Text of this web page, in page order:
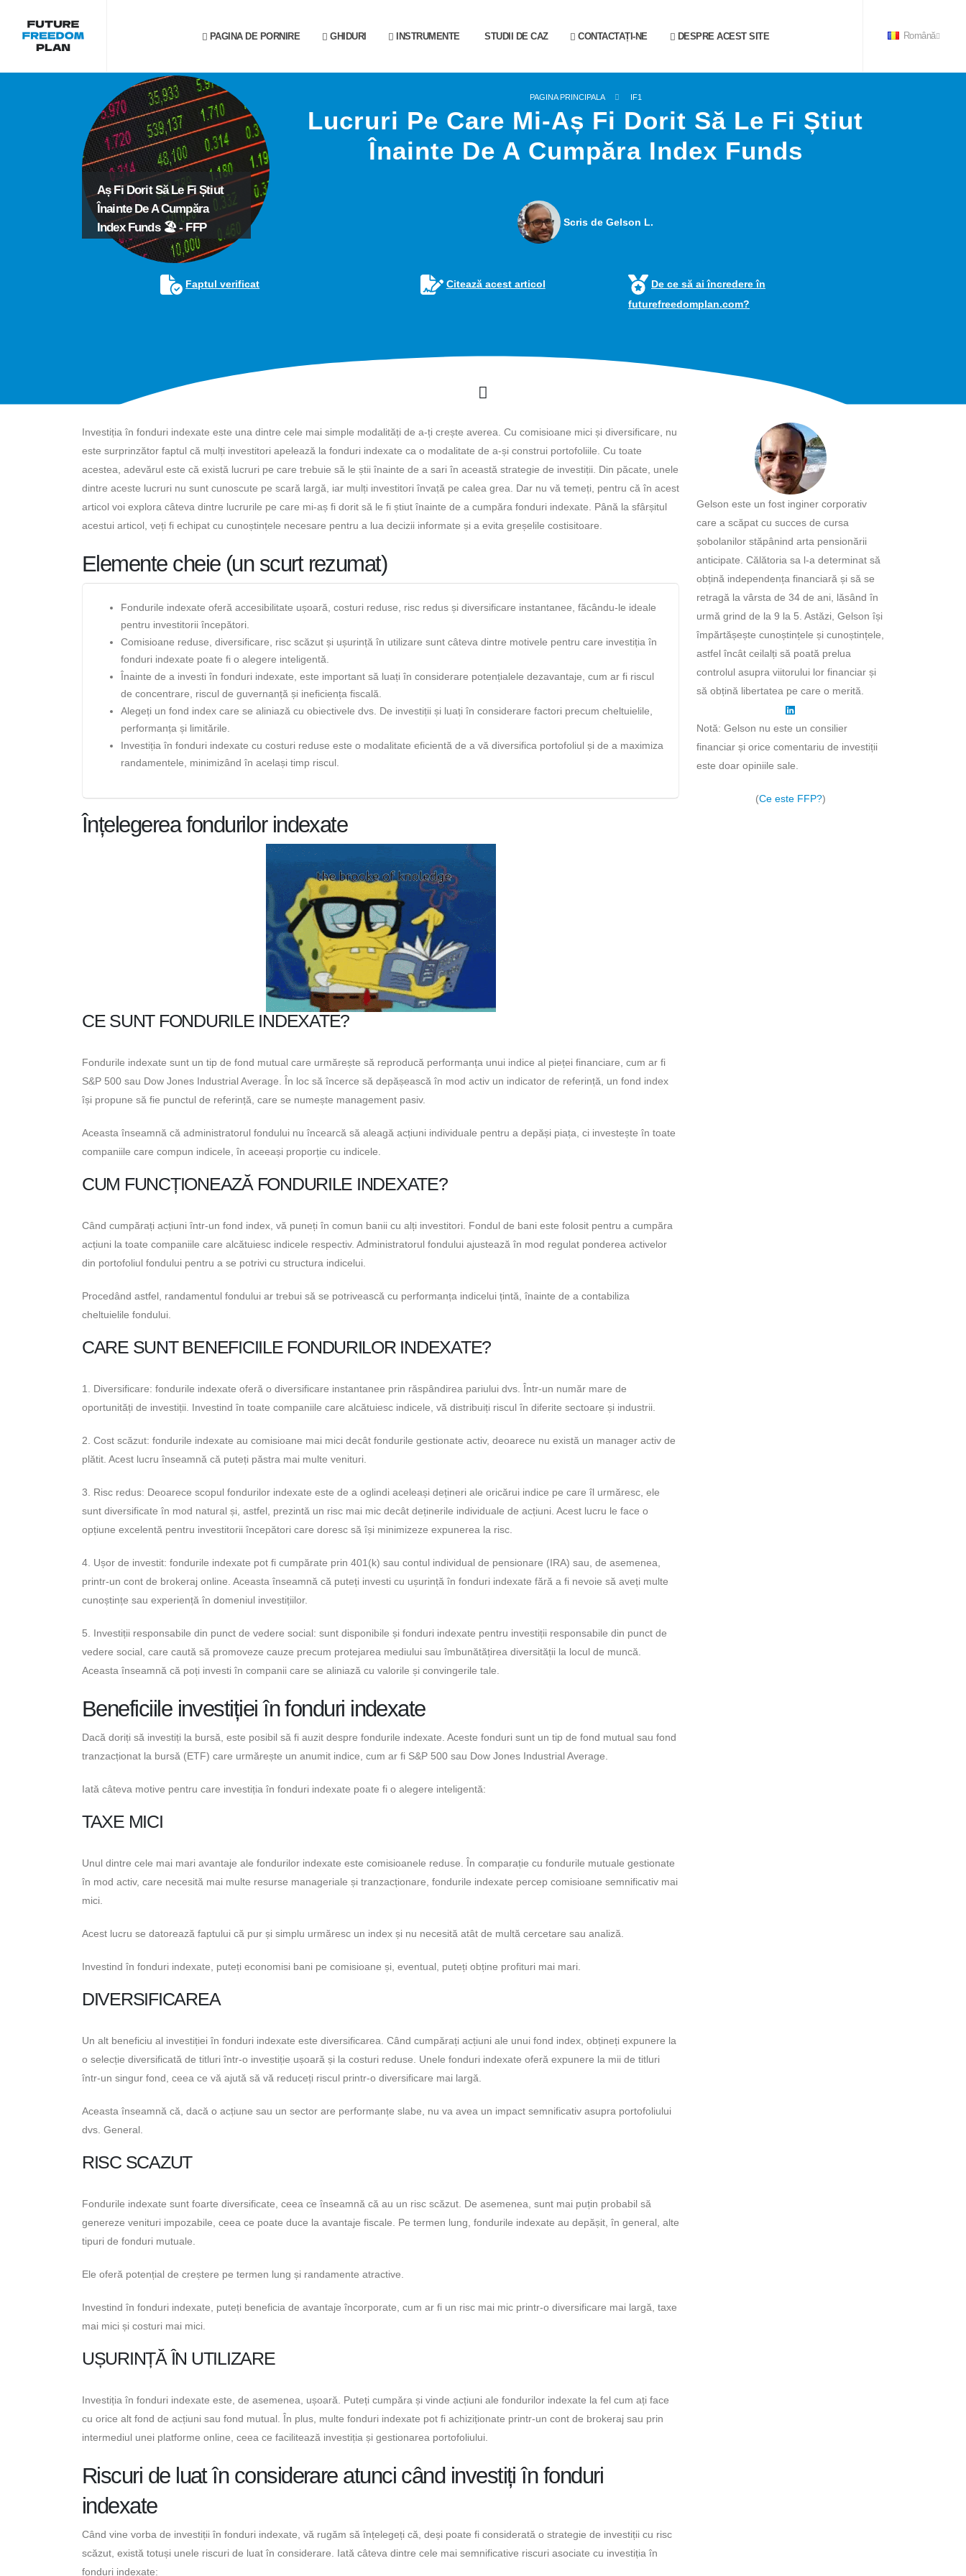
PAGINA DE PORNIRE GHIDURI INSTRUMENTE STUDII DE CAZ CONTACTAȚI-NE DESPRE ACEST SITE Română
Aș Fi Dorit Să Le Fi Știut
Înainte De A Cumpăra
Index Funds 🏖️ - FFP
PAGINA PRINCIPALA IF1
Lucruri Pe Care Mi-Aș Fi Dorit Să Le Fi Știut
Înainte De A Cumpăra Index Funds
Scris de Gelson L.
Faptul verificat Citează acest articol
De ce să ai încredere în
futurefreedomplan.com?
Investiția în fonduri indexate este una dintre cele mai simple modalități de a-ți crește averea. Cu comisioane mici și diversificare, nu
este surprinzător faptul că mulți investitori apelează la fonduri indexate ca o modalitate de a-și construi portofoliile. Cu toate
acestea, adevărul este că există lucruri pe care trebuie să le știi înainte de a sari în această strategie de investiții. Din păcate, unele
dintre aceste lucruri nu sunt cunoscute pe scară largă, iar mulți investitori învață pe calea grea. Dar nu vă temeți, pentru că în acest
articol voi explora câteva dintre lucrurile pe care mi-aș fi dorit să le fi știut înainte de a cumpăra fonduri indexate. Până la sfârșitul
acestui articol, veți fi echipat cu cunoștințele necesare pentru a lua decizii informate și a evita greșelile costisitoare.
Elemente cheie (un scurt rezumat)
Fondurile indexate oferă accesibilitate ușoară, costuri reduse, risc redus și diversificare instantanee, făcându-le ideale
pentru investitorii începători.
Comisioane reduse, diversificare, risc scăzut și ușurință în utilizare sunt câteva dintre motivele pentru care investiția în
fonduri indexate poate fi o alegere inteligentă.
Înainte de a investi în fonduri indexate, este important să luați în considerare potențialele dezavantaje, cum ar fi riscul
de concentrare, riscul de guvernanță și ineficiența fiscală.
Alegeți un fond index care se aliniază cu obiectivele dvs. De investiții și luați în considerare factori precum cheltuielile,
performanța și limitările.
Investiția în fonduri indexate cu costuri reduse este o modalitate eficientă de a vă diversifica portofoliul și de a maximiza
randamentele, minimizând în același timp riscul.
Înțelegerea fondurilor indexate
CE SUNT FONDURILE INDEXATE?
Fondurile indexate sunt un tip de fond mutual care urmărește să reproducă performanța unui indice al pieței financiare, cum ar fi
S&P 500 sau Dow Jones Industrial Average. În loc să încerce să depășească în mod activ un indicator de referință, un fond index
își propune să fie punctul de referință, care se numește management pasiv.
Aceasta înseamnă că administratorul fondului nu încearcă să aleagă acțiuni individuale pentru a depăși piața, ci investește în toate
companiile care compun indicele, în aceeași proporție cu indicele.
CUM FUNCȚIONEAZĂ FONDURILE INDEXATE?
Când cumpărați acțiuni într-un fond index, vă puneți în comun banii cu alți investitori. Fondul de bani este folosit pentru a cumpăra
acțiuni la toate companiile care alcătuiesc indicele respectiv. Administratorul fondului ajustează în mod regulat ponderea activelor
din portofoliul fondului pentru a se potrivi cu structura indicelui.
Procedând astfel, randamentul fondului ar trebui să se potrivească cu performanța indicelui țintă, înainte de a contabiliza
cheltuielile fondului.
CARE SUNT BENEFICIILE FONDURILOR INDEXATE?
1. Diversificare: fondurile indexate oferă o diversificare instantanee prin răspândirea pariului dvs. Într-un număr mare de
oportunități de investiții. Investind în toate companiile care alcătuiesc indicele, vă distribuiți riscul în diferite sectoare și industrii.
2. Cost scăzut: fondurile indexate au comisioane mai mici decât fondurile gestionate activ, deoarece nu există un manager activ de
plătit. Acest lucru înseamnă că puteți păstra mai multe venituri.
3. Risc redus: Deoarece scopul fondurilor indexate este de a oglindi aceleași dețineri ale oricărui indice pe care îl urmăresc, ele
sunt diversificate în mod natural și, astfel, prezintă un risc mai mic decât deținerile individuale de acțiuni. Acest lucru le face o
opțiune excelentă pentru investitorii începători care doresc să își minimizeze expunerea la risc.
4. Ușor de investit: fondurile indexate pot fi cumpărate prin 401(k) sau contul individual de pensionare (IRA) sau, de asemenea,
printr-un cont de brokeraj online. Aceasta înseamnă că puteți investi cu ușurință în fonduri indexate fără a fi nevoie să aveți multe
cunoștințe sau experiență în domeniul investițiilor.
5. Investiții responsabile din punct de vedere social: sunt disponibile și fonduri indexate pentru investiții responsabile din punct de
vedere social, care caută să promoveze cauze precum protejarea mediului sau îmbunătățirea diversității la locul de muncă.
Aceasta înseamnă că poți investi în companii care se aliniază cu valorile și convingerile tale.
Beneficiile investiției în fonduri indexate
Dacă doriți să investiți la bursă, este posibil să fi auzit despre fondurile indexate. Aceste fonduri sunt un tip de fond mutual sau fond
tranzacționat la bursă (ETF) care urmărește un anumit indice, cum ar fi S&P 500 sau Dow Jones Industrial Average.
Iată câteva motive pentru care investiția în fonduri indexate poate fi o alegere inteligentă:
TAXE MICI
Unul dintre cele mai mari avantaje ale fondurilor indexate este comisioanele reduse. În comparație cu fondurile mutuale gestionate
în mod activ, care necesită mai multe resurse manageriale și tranzacționare, fondurile indexate percep comisioane semnificativ mai
mici.
Acest lucru se datorează faptului că pur și simplu urmăresc un index și nu necesită atât de multă cercetare sau analiză.
Investind în fonduri indexate, puteți economisi bani pe comisioane și, eventual, puteți obține profituri mai mari.
DIVERSIFICAREA
Un alt beneficiu al investiției în fonduri indexate este diversificarea. Când cumpărați acțiuni ale unui fond index, obțineți expunere la
o selecție diversificată de titluri într-o investiție ușoară și la costuri reduse. Unele fonduri indexate oferă expunere la mii de titluri
într-un singur fond, ceea ce vă ajută să vă reduceți riscul printr-o diversificare mai largă.
Aceasta înseamnă că, dacă o acțiune sau un sector are performanțe slabe, nu va avea un impact semnificativ asupra portofoliului
dvs. General.
RISC SCAZUT
Fondurile indexate sunt foarte diversificate, ceea ce înseamnă că au un risc scăzut. De asemenea, sunt mai puțin probabil să
genereze venituri impozabile, ceea ce poate duce la avantaje fiscale. Pe termen lung, fondurile indexate au depășit, în general, alte
tipuri de fonduri mutuale.
Ele oferă potențial de creștere pe termen lung și randamente atractive.
Investind în fonduri indexate, puteți beneficia de avantaje încorporate, cum ar fi un risc mai mic printr-o diversificare mai largă, taxe
mai mici și costuri mai mici.
UȘURINȚĂ ÎN UTILIZARE
Investiția în fonduri indexate este, de asemenea, ușoară. Puteți cumpăra și vinde acțiuni ale fondurilor indexate la fel cum ați face
cu orice alt fond de acțiuni sau fond mutual. În plus, multe fonduri indexate pot fi achiziționate printr-un cont de brokeraj sau prin
intermediul unei platforme online, ceea ce facilitează investiția și gestionarea portofoliului.
Riscuri de luat în considerare atunci când investiți în fonduri
indexate
Când vine vorba de investiții în fonduri indexate, vă rugăm să înțelegeți că, deși poate fi considerată o strategie de investiții cu risc
scăzut, există totuși unele riscuri de luat în considerare. Iată câteva dintre cele mai semnificative riscuri asociate cu investiția în
fonduri indexate:
Gelson este un fost inginer corporativ
care a scăpat cu succes de cursa
șobolanilor stăpânind arta pensionării
anticipate. Călătoria sa l-a determinat să
obțină independența financiară și să se
retragă la vârsta de 34 de ani, lăsând în
urmă grind de la 9 la 5. Astăzi, Gelson își
împărtășește cunoștințele și cunoștințele,
astfel încât ceilalți să poată prelua
controlul asupra viitorului lor financiar și
să obțină libertatea pe care o merită.
Notă: Gelson nu este un consilier
financiar și orice comentariu de investiții
este doar opiniile sale.
(Ce este FFP?)